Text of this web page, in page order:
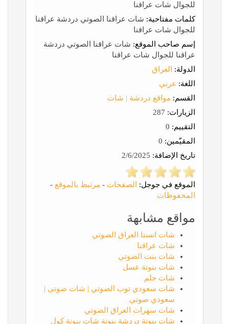
للجوال شات عراقنا
كلمات مفتاحية: شات عراقنا الصوتي دردشة عراقنا
للجوال شات عراقنا
إسم صاحب الموقع: شات عراقنا الصوتي دردشة
عراقنا للجوال شات عراقنا
الدولة:
العراق
اللغة: عربي
القسم: مواقع دردشة | شات
الزيارات:
التقييم:
المقيّمين:
تاريخ الإضافة:
الموقع في جوجل: الصفحات - مرتبط بالموقع -
المحفوظات
مواقع مشابهة
شات انستا العراق الصوتي
شات عراقنا
شات بنت الصوتي
شات بنوتة عسل
شات حلم
شات سعودي توب الصوتي | شات صوتي |
سعودي صوتي
شات سهرات العراق الصوتي
شات بنوتة دردشة بنوتة شات بنوتة كول